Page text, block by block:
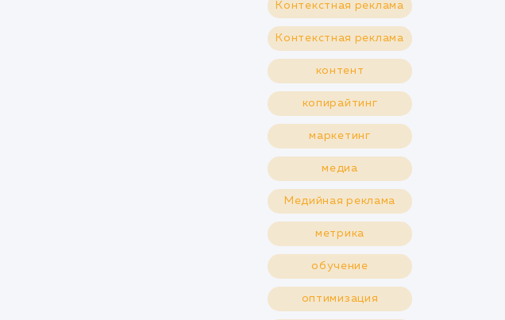
Контекстная реклама
Контекстная реклама
контент
копирайтинг
маркетинг
медиа
Медийная реклама
метрика
обучение
оптимизация